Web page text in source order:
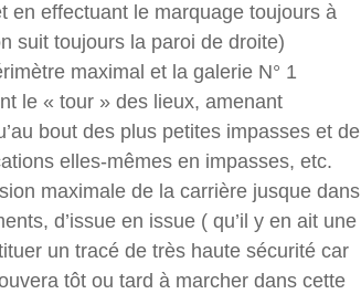
en effectuant le marquage toujours à
suit toujours la paroi de droite)
maximal et la galerie N° 1
le « tour » des lieux, amenant
bout des plus petites impasses et de
elles-mêmes en impasses, etc.
maximale de la carrière jusque dans
d’issue en issue ( qu’il y en ait une
un tracé de très haute sécurité car
tôt ou tard à marcher dans cette